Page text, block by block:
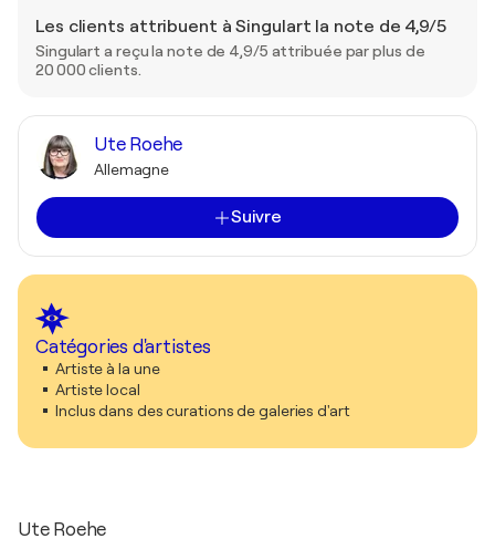
Les clients attribuent à Singulart la note de 4,9/5
Singulart a reçu la note de 4,9/5 attribuée par plus de
20 000 clients.
Ute Roehe
Allemagne
Suivre
Catégories d'artistes
Artiste à la une
Artiste local
Inclus dans des curations de galeries d'art
Ute Roehe